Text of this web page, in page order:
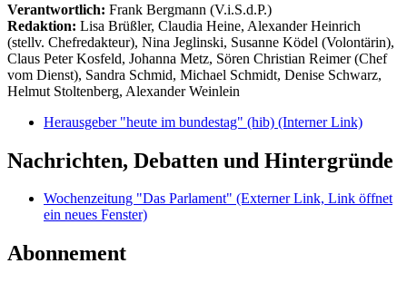
Verantwortlich: Frank Bergmann (V.i.S.d.P.)
Redaktion: Lisa Brüßler, Claudia Heine, Alexander Heinrich
(stellv. Chefredakteur), Nina Jeglinski, Susanne Ködel (Volontärin),
Claus Peter Kosfeld, Johanna Metz, Sören Christian Reimer (Chef
vom Dienst), Sandra Schmid, Michael Schmidt, Denise Schwarz,
Helmut Stoltenberg, Alexander Weinlein
Herausgeber "heute im bundestag" (hib) (Interner Link)
Nachrichten, Debatten und Hintergründe
Wochenzeitung "Das Parlament" (Externer Link, Link öffnet
ein neues Fenster)
Abonnement